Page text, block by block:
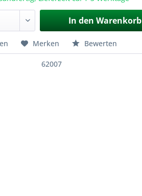
In den Warenkorb
Merken Bewerten
62007